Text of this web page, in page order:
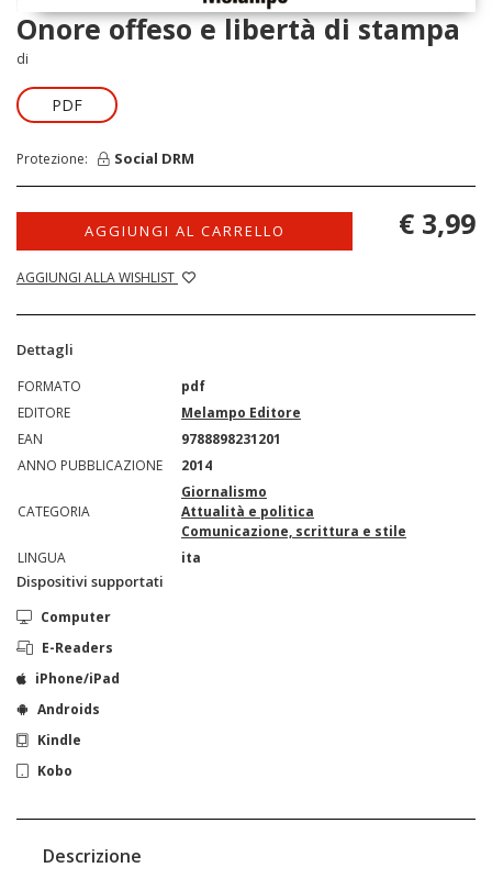
Onore offeso e libertà di stampa
di
PDF
Protezione: Social DRM
AGGIUNGI AL CARRELLO
AGGIUNGI ALLA WISHLIST
€ 3,99
Dettagli
FORMATO
pdf
EDITORE
Melampo Editore
EAN
9788898231201
ANNO PUBBLICAZIONE
2014
CATEGORIA
Giornalismo
Attualità e politica
Comunicazione, scrittura e stile
LINGUA
ita
Dispositivi supportati
Computer
E-Readers
iPhone/iPad
Androids
Kindle
Kobo
Descrizione